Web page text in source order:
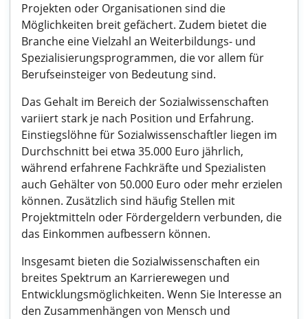
Projekten oder Organisationen sind die
Möglichkeiten breit gefächert. Zudem bietet die
Branche eine Vielzahl an Weiterbildungs- und
Spezialisierungsprogrammen, die vor allem für
Berufseinsteiger von Bedeutung sind.
Das Gehalt im Bereich der Sozialwissenschaften
variiert stark je nach Position und Erfahrung.
Einstiegslöhne für Sozialwissenschaftler liegen im
Durchschnitt bei etwa 35.000 Euro jährlich,
während erfahrene Fachkräfte und Spezialisten
auch Gehälter von 50.000 Euro oder mehr erzielen
können. Zusätzlich sind häufig Stellen mit
Projektmitteln oder Fördergeldern verbunden, die
das Einkommen aufbessern können.
Insgesamt bieten die Sozialwissenschaften ein
breites Spektrum an Karrierewegen und
Entwicklungsmöglichkeiten. Wenn Sie Interesse an
den Zusammenhängen von Mensch und